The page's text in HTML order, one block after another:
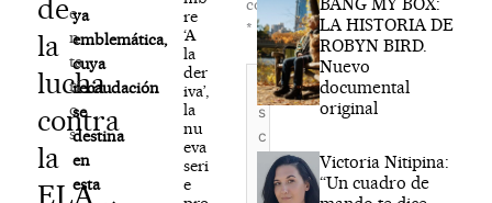
de
la
lucha
contra
la
ELA
e
n
ta
ri
o
s
ya
emblemática,
cuya
recaudación
se
destina
en
esta
re
‘A
la
der
iva’,
la
nu
eva
seri
e
con
*
Escribe
aquí...
LA HISTORIA DE
ROBYN BIRD.
Nuevo
documental
original
Victoria Nitipina:
“Un cuadro de